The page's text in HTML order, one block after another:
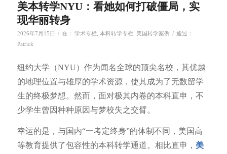
美本转学NYU：看她如何打破僵局，实
现华丽转身
2026年7月15日 / 在： 学术专栏, 本科转学专栏, 美国转学案例 / 通过：
Patrick
纽约大学（NYU）作为闻名全球的顶尖名校，其优越
的地理位置与雄厚的学术资源，使其成为了无数留学
生的终极梦想。然而，面对极其内卷的本科直申，不
少学生曾因种种原因与梦校失之交臂。
幸运的是，与国内“一考定终身”的体制不同，美国高
等教育提供了包容性的本科转学通道。相比直申， 美